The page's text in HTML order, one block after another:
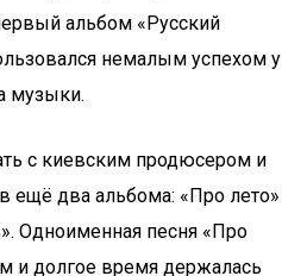
альбом «Русский
немалым успехом у
музыки.
с киевским продюсером и
ещё два альбома: «Про лето»
Одноименная песня «Про
и долгое время держалась